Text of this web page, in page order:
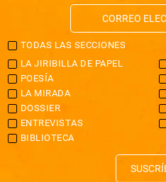
TODAS LAS SECCIONES
LA JIRIBILLA DE PAPEL
POESÍA
LA MIRADA
DOSSIER
ENTREVISTAS
BIBLIOTECA